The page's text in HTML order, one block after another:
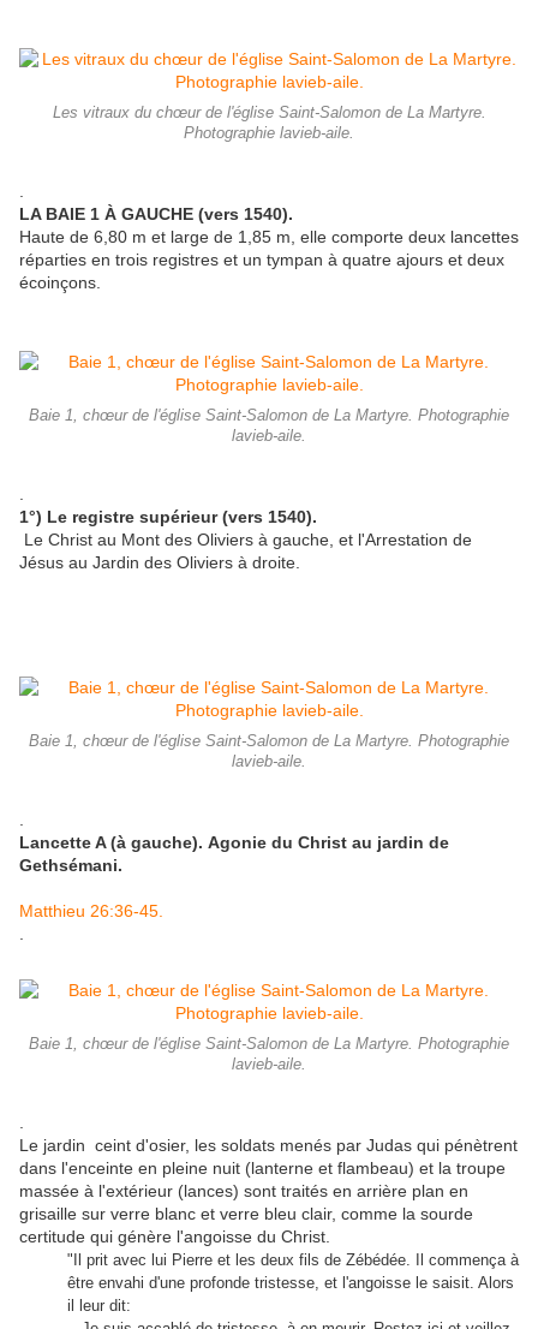
Les vitraux du chœur de l'église Saint-Salomon de La Martyre.
Photographie lavieb-aile.
LA BAIE 1 À GAUCHE (vers 1540).
Haute de 6,80 m et large de 1,85 m, elle comporte deux lancettes
réparties en trois registres et un tympan à quatre ajours et deux
écoinçons.
Baie 1, chœur de l'église Saint-Salomon de La Martyre. Photographie
lavieb-aile.
1°) Le registre supérieur (vers 1540).
Le Christ au Mont des Oliviers à gauche, et l'Arrestation de
Jésus au Jardin des Oliviers à droite.
Baie 1, chœur de l'église Saint-Salomon de La Martyre. Photographie
lavieb-aile.
Lancette A (à gauche). Agonie du Christ au jardin de
Gethsémani.
Matthieu 26:36-45.
Baie 1, chœur de l'église Saint-Salomon de La Martyre. Photographie
lavieb-aile.
Le jardin ceint d'osier, les soldats menés par Judas qui pénètrent
dans l'enceinte en pleine nuit (lanterne et flambeau) et la troupe
massée à l'extérieur (lances) sont traités en arrière plan en
grisaille sur verre blanc et verre bleu clair, comme la sourde
certitude qui génère l'angoisse du Christ.
"Il prit avec lui Pierre et les deux fils de Zébédée. Il commença à
être envahi d'une profonde tristesse, et l'angoisse le saisit. Alors
il leur dit: